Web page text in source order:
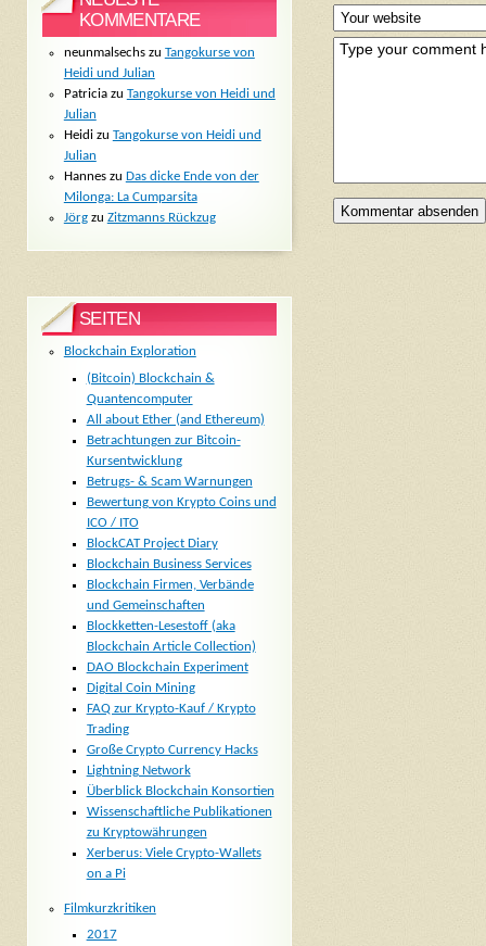
KOMMENTARE
neunmalsechszu Tangokurse von
Heidi und Julian
Patriciazu Tangokurse von Heidi und
Julian
Heidizu Tangokurse von Heidi und
Julian
Hanneszu Das dicke Ende von der
Milonga: La Cumparsita
Jörgzu Zitzmanns Rückzug
SEITEN
Blockchain Exploration
(Bitcoin) Blockchain &
Quantencomputer
All about Ether (and Ethereum)
Betrachtungen zur Bitcoin-
Kursentwicklung
Betrugs- & Scam Warnungen
Bewertung von Krypto Coins und
ICO / ITO
BlockCAT Project Diary
Blockchain Business Services
Blockchain Firmen, Verbände
und Gemeinschaften
Blockketten-Lesestoff (aka
Blockchain Article Collection)
DAO Blockchain Experiment
Digital Coin Mining
FAQ zur Krypto-Kauf / Krypto
Trading
Große Crypto Currency Hacks
Lightning Network
Überblick Blockchain Konsortien
Wissenschaftliche Publikationen
zu Kryptowährungen
Xerberus: Viele Crypto-Wallets
on a Pi
Filmkurzkritiken
2017